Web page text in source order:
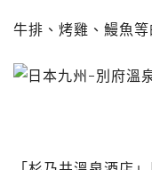
牛排、烤雞、鰻魚